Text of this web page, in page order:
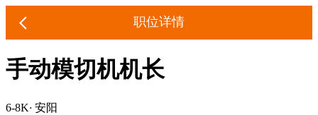
职位详情
手动模切机机长
6-8K· 安阳